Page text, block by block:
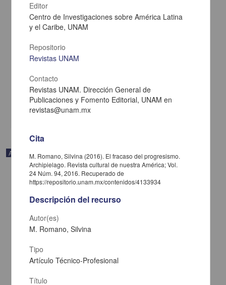
Esplendor y ceniza
Caribe, UNAM
2021-02-05
Multidisciplina
Artículo
Editor
Centro de Investigaciones sobre América Latina
y el Caribe, UNAM
Repositorio
Revistas UNAM
Contacto
Revistas UNAM. Dirección General de
Publicaciones y Fomento Editorial, UNAM en
revistas@unam.mx
Cita
M. Romano, Silvina (2016). El fracaso del progresismo.
Archipielago. Revista cultural de nuestra América; Vol.
24 Núm. 94, 2016. Recuperado de
https://repositorio.unam.mx/contenidos/4133934
Descripción del recurso
Autor(es)
M. Romano, Silvina
Tipo
Artículo Técnico-Profesional
Título